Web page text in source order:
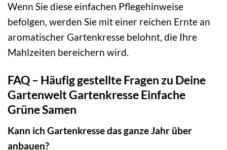
Wenn Sie diese einfachen Pflegehinweise
befolgen, werden Sie mit einer reichen Ernte an
aromatischer Gartenkresse belohnt, die Ihre
Mahlzeiten bereichern wird.
FAQ – Häufig gestellte Fragen zu Deine
Gartenwelt Gartenkresse Einfache
Grüne Samen
Kann ich Gartenkresse das ganze Jahr über
anbauen?